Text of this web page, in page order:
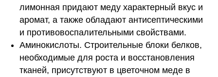
лимонная придают меду характерный вкус и
аромат, а также обладают антисептическими
и противовоспалительными свойствами.
Аминокислоты. Строительные блоки белков,
необходимые для роста и восстановления
тканей, присутствуют в цветочном меде в